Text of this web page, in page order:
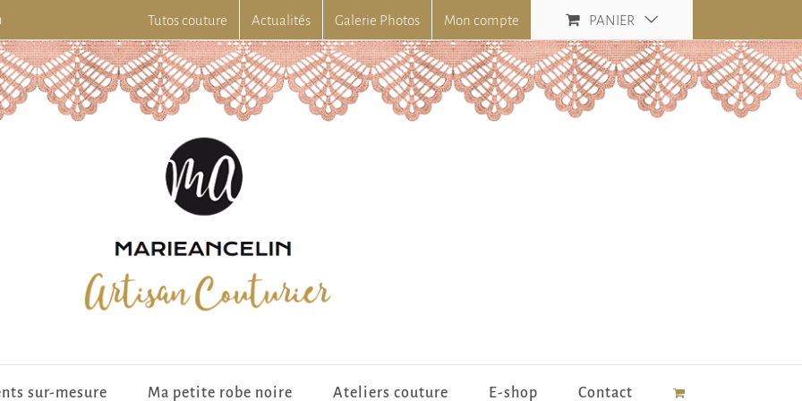
Tutos couture Actualités Galerie Photos Mon compte PANIER
sur-mesure Ma petite robe noire Ateliers couture E-shop Contact